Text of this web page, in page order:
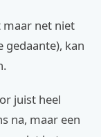
maar net niet
gedaante), kan
juist heel
na, maar een